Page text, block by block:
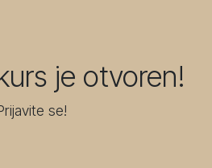
je otvoren!
se!